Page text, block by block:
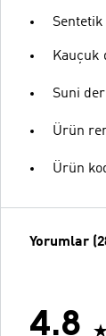
Kauçuk
Suni
Ürün
Ürün
Yorumlar
4.8